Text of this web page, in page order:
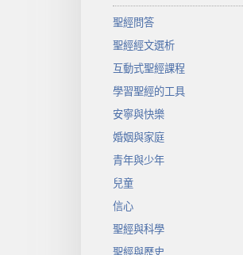
聖經問答
聖經經文選析
互動式聖經課程
學習聖經的工具
安寧與快樂
婚姻與家庭
青年與少年
兒童
信心
聖經與科學
聖經與歷史